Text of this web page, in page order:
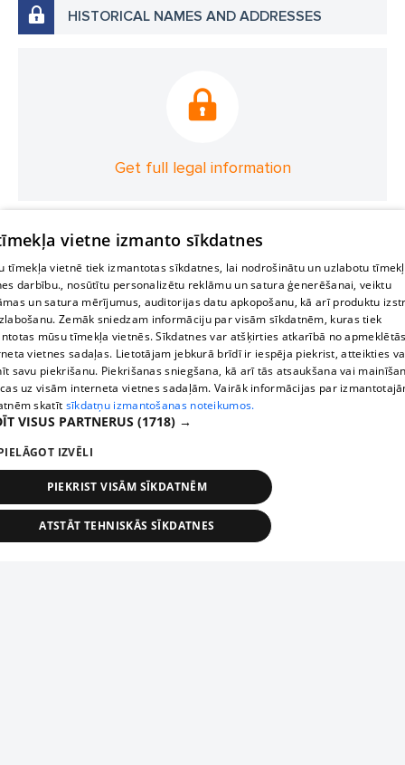
HISTORICAL NAMES AND ADDRESSES
Get full legal information
vietne izmanto sīkdatnes
tīmekļa vietnē tiek izmantotas sīkdatnes, lai nodrošinātu un uzlabotu
darbību., nosūtītu personalizētu reklāmu un satura ģenerēšanai, veiktu
un satura mērījumus, auditorijas datu apkopošanu, kā arī produktu
Zemāk sniedzam informāciju par visām sīkdatnēm, kuras tiek
mūsu tīmekļa vietnēs. Sīkdatnes var atšķirties atkarībā no
vietnes sadaļas. Lietotājam jebkurā brīdī ir iespēja piekrist, atteikties
savu piekrišanu. Piekrišanas sniegšana, kā arī tās atsaukšana vai
uz visām interneta vietnes sadaļām. Vairāk informācijas par
skatīt sīkdatņu izmantošanas noteikumos.
VISUS PARTNERUS (1718) →
IZVĒLI
PIEKRIST VISĀM SĪKDATNĒM
ATSTĀT TEHNISKĀS SĪKDATNES